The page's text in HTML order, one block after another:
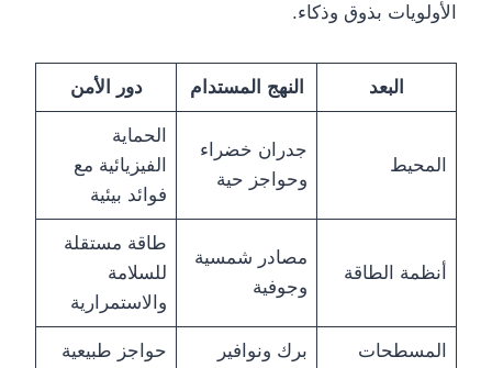
الأولويات بذوق وذكاء.
البعد النهج المستدام دور الأمن
المحيط
جدران خضراء
وحواجز حية
الحماية
الفيزيائية مع
فوائد بيئية
أنظمة الطاقة
مصادر شمسية
وجوفية
طاقة مستقلة
للسلامة
والاستمرارية
المسطحات
برك ونوافير
حواجز طبيعية